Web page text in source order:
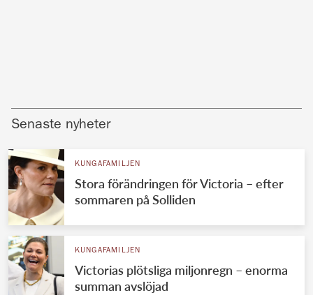
Senaste nyheter
KUNGAFAMILJEN
Stora förändringen för Victoria – efter
sommaren på Solliden
KUNGAFAMILJEN
Victorias plötsliga miljonregn – enorma
summan avslöjad